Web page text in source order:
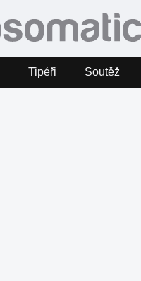
Tipéři Soutěž